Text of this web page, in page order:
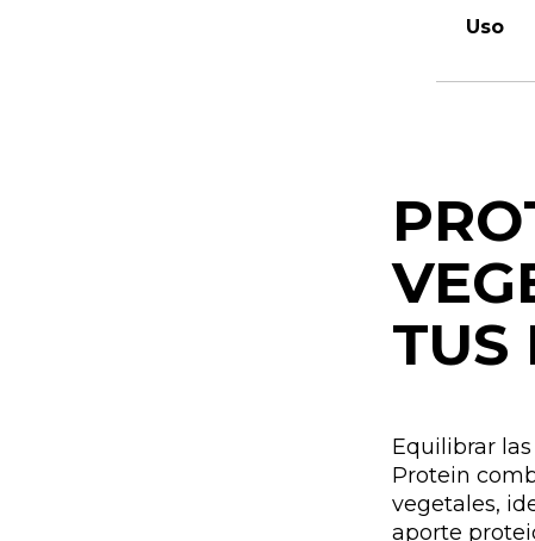
Uso
TUS
Equilibrar
Protein
vegetales,
aporte